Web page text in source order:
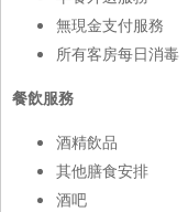
無現金支付服務
所有客房每日消毒
餐飲服務
酒精飲品
其他膳食安排
酒吧